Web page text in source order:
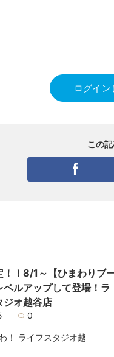
ログイ
この
！！8/1～【ひまわりブ
ベルアップして登場！ラ
ジオ越谷店
0
！ ライフスタジオ越